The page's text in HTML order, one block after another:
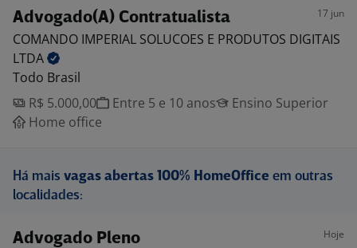
Advogado(A) Contratualista 17 jun
COMANDO IMPERIAL SOLUCOES E PRODUTOS DIGITAIS
LTDA
Todo Brasil
R$ 5.000,00
Entre 5 e 10 anos
Ensino Superior
Home office
Há mais vagas abertas 100% HomeOffice em outras
localidades:
Advogado Pleno Hoje